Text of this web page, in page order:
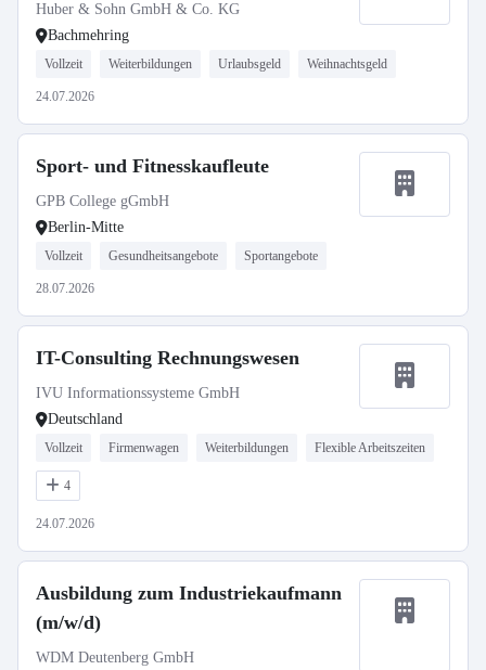
Huber & Sohn GmbH & Co. KG
Bachmehring
Vollzeit Weiterbildungen Urlaubsgeld Weihnachtsgeld
24.07.2026
Sport- und Fitnesskaufleute
GPB College gGmbH
Berlin-Mitte
Vollzeit Gesundheitsangebote Sportangebote
28.07.2026
IT-Consulting Rechnungswesen
IVU Informationssysteme GmbH
Deutschland
Vollzeit Firmenwagen Weiterbildungen Flexible Arbeitszeiten
4
24.07.2026
Ausbildung zum Industriekaufmann
(m/w/d)
WDM Deutenberg GmbH